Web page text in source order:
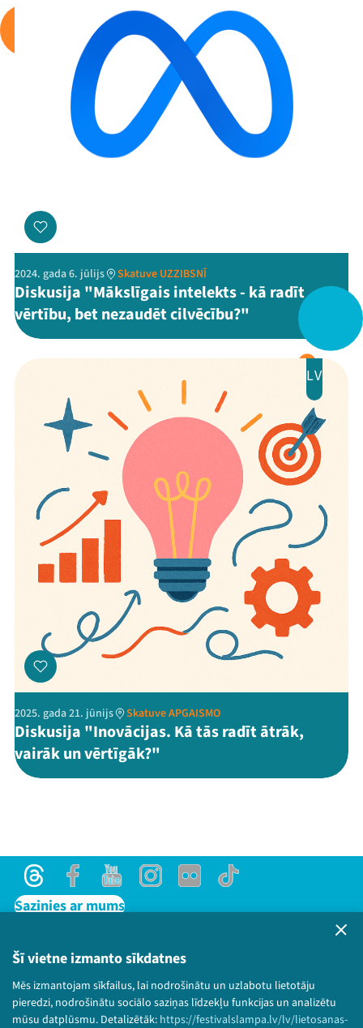
Šī vietne izmanto sīkdatnes
Mēs izmantojam sīkfailus, lai nodrošinātu un uzlabotu lietotāju
pieredzi, nodrošinātu sociālo saziņas līdzekļu funkcijas un analizētu
mūsu datplūsmu. Detalizētāk: https://festivalslampa.lv/lv/lietosanas-
Mana programma
Festivāls
Programma
Jaunumi
Ziedo
Veikals
Kontakti
ThreadsFacebookYoutube
X Instagram
Flick TikTok
2024. gada 6. jūlijs Skatuve UZZIBSNĪ
Diskusija "Mākslīgais intelekts - kā radīt
vērtību, bet nezaudēt cilvēcību?"
LV
2025. gada 21. jūnijs Skatuve APGAISMO
Diskusija "Inovācijas. Kā tās radīt ātrāk,
vairāk un vērtīgāk?"
ThreadsFacebookYoutubeInstagram
Flick TikTok
Sazinies ar mums
Lietošanas noteikumi un sīkdatņu politika
Bērnu aizsardzības politika
© 2026 Sarunu festivāls LAMPA Visas tiesības
paturētas.